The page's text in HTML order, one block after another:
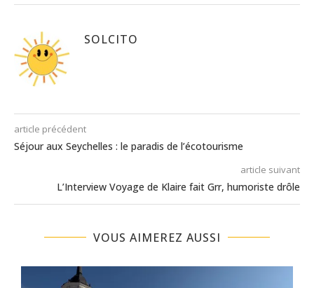
SOLCITO
article précédent
Séjour aux Seychelles : le paradis de l’écotourisme
article suivant
L’Interview Voyage de Klaire fait Grr, humoriste drôle
VOUS AIMEREZ AUSSI